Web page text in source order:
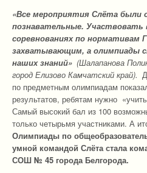
«Все мероприятия Слёта были
познавательные.
соревнованиях по нормативам
захватывающим, а олимпиады
наших знаний» (Шалапанова
город Елизово Камчатский край).
по предметным олимпиадам
результатов, ребятам нужно
Самый высокий бал из 100
только четырьмя участниками. А
Олимпиады по
умной командой Слёта стала
СОШ № 45 города Белгорода.